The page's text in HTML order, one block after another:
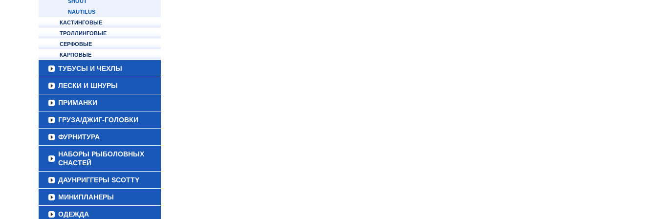
NAUTILUS
КАСТИНГОВЫЕ
ТРОЛЛИНГОВЫЕ
СЕРФОВЫЕ
КАРПОВЫЕ
ТУБУСЫ И ЧЕХЛЫ
ЛЕСКИ И ШНУРЫ
ПРИМАНКИ
ГРУЗА/ДЖИГ-ГОЛОВКИ
ФУРНИТУРА
НАБОРЫ РЫБОЛОВНЫХ
СНАСТЕЙ
ДАУНРИГГЕРЫ SCOTTY
МИНИПЛАНЕРЫ
ОДЕЖДА